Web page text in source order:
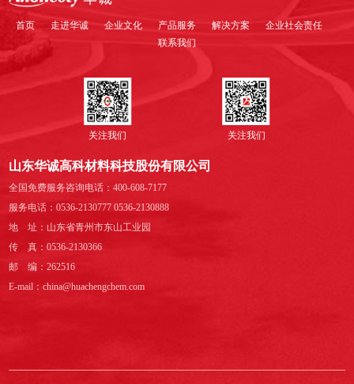
首页 走进华诚 企业文化 产品服务 解决方案
企业社会责任
联系我们
关注我们 关注我们
山东华诚高科材料科技股份有限公司
全国免费服务咨询电话：400-608-7177
服务电话：0536-2130777 0536-2130888
地 址：山东省青州市东山工业园
传 真：0536-2130366
邮 编：262516
E-mail：china@huachengchem.com